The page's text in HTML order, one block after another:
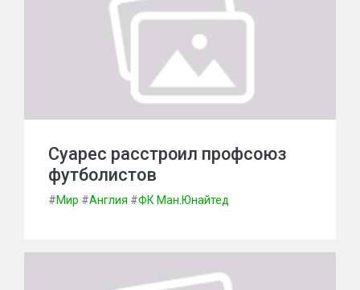
Суарес расстроил профсоюз
футболистов
#Мир #Англия #ФК Ман.Юнайтед